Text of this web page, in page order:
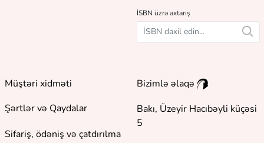
İSBN üzrə axtarış
Müştəri xidməti
Şərtlər və Qaydalar
Sifariş, ödəniş və çatdırılma
Bizimlə əlaqə
Bakı, Üzeyir Hacıbəyli küçəsi
5